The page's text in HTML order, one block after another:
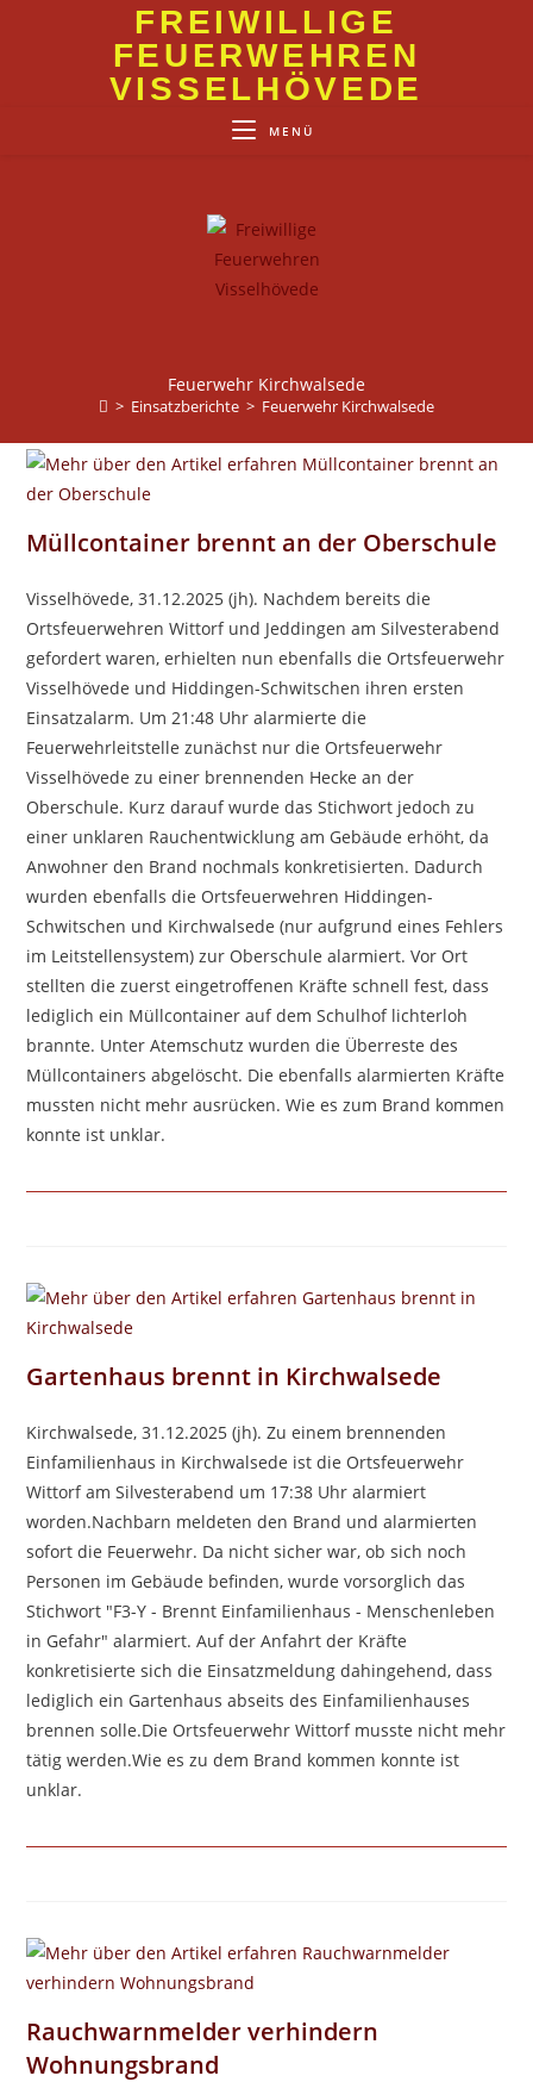
FREIWILLIGE
FEUERWEHREN
VISSELHÖVEDE
MENÜ
Feuerwehr Kirchwalsede
> Einsatzberichte > Feuerwehr Kirchwalsede
Müllcontainer brennt an der Oberschule
Visselhövede, 31.12.2025 (jh). Nachdem bereits die
Ortsfeuerwehren Wittorf und Jeddingen am Silvesterabend
gefordert waren, erhielten nun ebenfalls die Ortsfeuerwehr
Visselhövede und Hiddingen-Schwitschen ihren ersten
Einsatzalarm. Um 21:48 Uhr alarmierte die
Feuerwehrleitstelle zunächst nur die Ortsfeuerwehr
Visselhövede zu einer brennenden Hecke an der
Oberschule. Kurz darauf wurde das Stichwort jedoch zu
einer unklaren Rauchentwicklung am Gebäude erhöht, da
Anwohner den Brand nochmals konkretisierten. Dadurch
wurden ebenfalls die Ortsfeuerwehren Hiddingen-
Schwitschen und Kirchwalsede (nur aufgrund eines Fehlers
im Leitstellensystem) zur Oberschule alarmiert. Vor Ort
stellten die zuerst eingetroffenen Kräfte schnell fest, dass
lediglich ein Müllcontainer auf dem Schulhof lichterloh
brannte. Unter Atemschutz wurden die Überreste des
Müllcontainers abgelöscht. Die ebenfalls alarmierten Kräfte
mussten nicht mehr ausrücken. Wie es zum Brand kommen
konnte ist unklar.
Gartenhaus brennt in Kirchwalsede
Kirchwalsede, 31.12.2025 (jh). Zu einem brennenden
Einfamilienhaus in Kirchwalsede ist die Ortsfeuerwehr
Wittorf am Silvesterabend um 17:38 Uhr alarmiert
worden.Nachbarn meldeten den Brand und alarmierten
sofort die Feuerwehr. Da nicht sicher war, ob sich noch
Personen im Gebäude befinden, wurde vorsorglich das
Stichwort "F3-Y - Brennt Einfamilienhaus - Menschenleben
in Gefahr" alarmiert. Auf der Anfahrt der Kräfte
konkretisierte sich die Einsatzmeldung dahingehend, dass
lediglich ein Gartenhaus abseits des Einfamilienhauses
brennen solle.Die Ortsfeuerwehr Wittorf musste nicht mehr
tätig werden.Wie es zu dem Brand kommen konnte ist
unklar.
Rauchwarnmelder verhindern
Wohnungsbrand